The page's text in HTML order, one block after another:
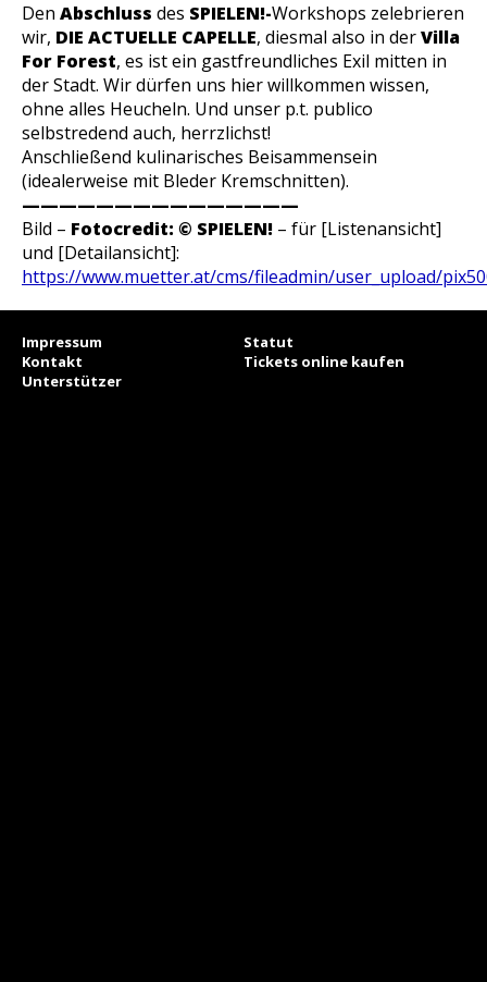
Den Abschluss des SPIELEN!-Workshops zelebrieren
wir, DIE ACTUELLE CAPELLE, diesmal also in derVilla
For Forest, es ist ein gastfreundliches Exil mitten in
der Stadt. Wir dürfen uns hier willkommen wissen,
ohne alles Heucheln. Und unser p.t. publico
selbstredend auch, herrzlichst!
Anschließend kulinarisches Beisammensein
(idealerweise mit Bleder Kremschnitten).
———————————————
Bild – Fotocredit: © SPIELEN! – für [Listenansicht]
und [Detailansicht]:
https://www.muetter.at/cms/fileadmin/user_upload/
Impressum
Statut
Kontakt
Tickets online kaufen
Unterstützer